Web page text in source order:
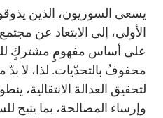
يسعى السوريون، الذين
الأولى، إلى الابتعاد عن
على أساس مفهومٍ مشتركٍ
محفوفٌ بالتحدّيات. لذا، لا
لتحقيق العدالة
وإرساء المصالحة، بما يتيح